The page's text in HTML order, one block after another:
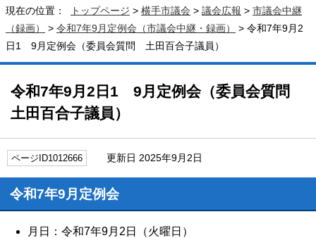
現在の位置： トップページ > 横手市議会 > 議会広報 > 市議会中継
（録画）
> 令和7年9月定例会（市議会中継・録画）
> 令和7年9月2
日1 9月定例会（委員会質問 土田百合子議員）
令和7年9月2日1 9月定例会（委員会質問
土田百合子議員）
ページID1012666 更新日 2025年9月2日
令和7年9月定例会
月日：令和7年9月2日（火曜日）